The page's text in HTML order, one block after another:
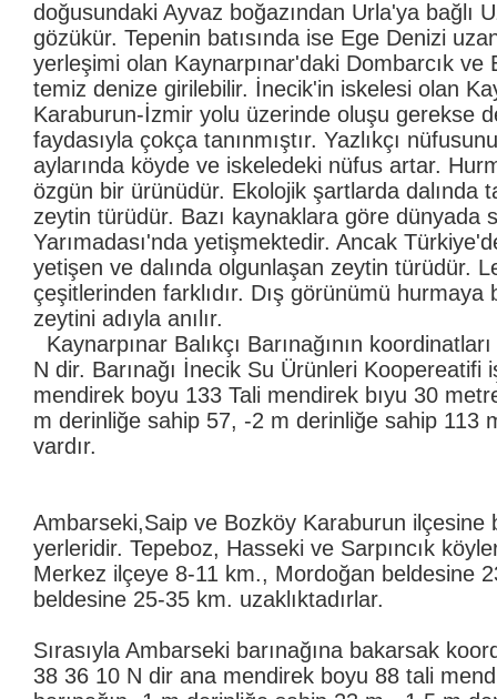
doğusundaki Ayvaz boğazından Urla'ya bağlı
gözükür. Tepenin batısında ise Ege Denizi
yerleşimi olan Kaynarpınar'daki Dombarcık ve
temiz denize girilebilir. İnecik'in iskelesi olan
Karaburun-İzmir yolu üzerinde oluşu gerekse
faydasıyla çokça tanınmıştır. Yazlıkçı
aylarında köyde ve iskeledeki nüfus artar.
özgün bir ürünüdür. Ekolojik şartlarda dalında
zeytin türüdür. Bazı kaynaklara göre dünyada
Yarımadası'nda yetişmektedir. Ancak
yetişen ve dalında olgunlaşan zeytin türüdür.
çeşitlerinden farklıdır. Dış görünümü
zeytini adıyla anılır.
Kaynarpınar Balıkçı Barınağının
N dir. Barınağı İnecik Su Ürünleri Koopereatifi
mendirek boyu 133 Tali mendirek bıyu 30
m derinliğe sahip 57, -2 m derinliğe sahip 113
vardır.
Ambarseki,Saip ve Bozköy Karaburun ilçesine
yerleridir. Tepeboz, Hasseki ve Sarpıncık
Merkez ilçeye 8-11 km., Mordoğan beldesine
beldesine 25-35 km. uzaklıktadırlar.
Sırasıyla Ambarseki barınağına bakarsak
38 36 10 N dir ana mendirek boyu 88 tali